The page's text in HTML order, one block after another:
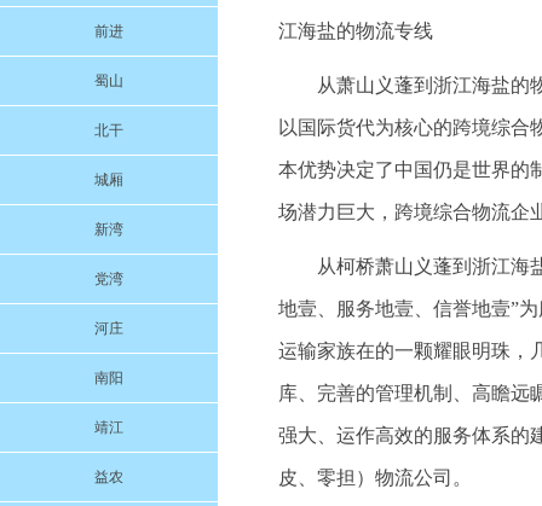
前进
蜀山
北干
城厢
新湾
党湾
河庄
南阳
靖江
益农
江海盐的物流专线
从萧山义蓬到浙江海盐的
以国际货代为核心的跨境综合
本优势决定了中国仍是世界的
场潜力巨大，跨境综合物流企
从柯桥萧山义蓬到浙江海
地壹、服务地壹、信誉地壹”
运输家族在的一颗耀眼明珠，
库、完善的管理机制、高瞻远
强大、运作高效的服务体系的
皮、零担）物流公司。